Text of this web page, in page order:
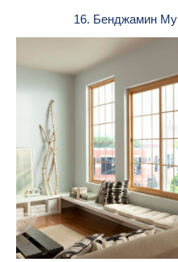
16. Бенджамин